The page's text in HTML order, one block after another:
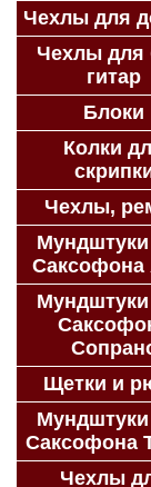
Чехлы для
Чехлы для
гитар
Блоки
Колки
Чехлы,
Саксофона
Щетки и
Саксофона
Чехлы